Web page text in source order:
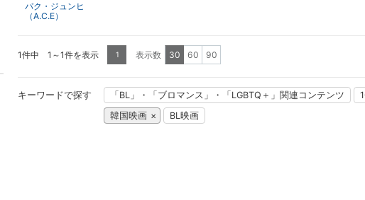
パク・ジュンヒ
（A.C.E）
1件中 1～1件を表示 1 表示数 30 60 90
キーワードで探す 「BL」・「ブロマンス」・「LGBTQ＋」関連コンテンツ
韓国映画
BL映画